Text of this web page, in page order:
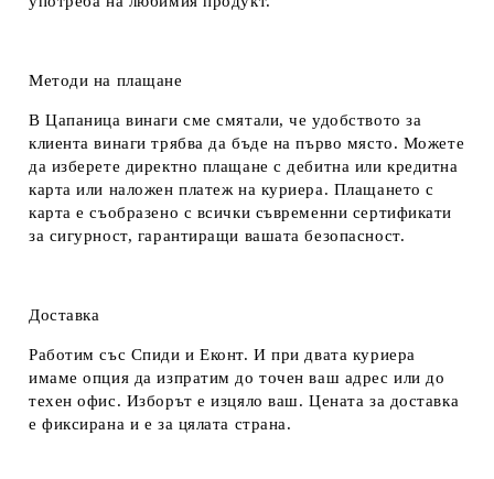
Методи на плащане
В Цапаница винаги сме смятали, че удобството за
клиента винаги трябва да бъде на първо място. Можете
да изберете директно плащане с дебитна или кредитна
карта или наложен платеж на куриера. Плащането с
карта е съобразено с всички съвременни сертификати
за сигурност, гарантиращи вашата безопасност.
Доставка
Работим със Спиди и Еконт. И при двата куриера
имаме опция да изпратим до точен ваш адрес или до
техен офис. Изборът е изцяло ваш. Цената за доставка
е фиксирана и е за цялата страна.